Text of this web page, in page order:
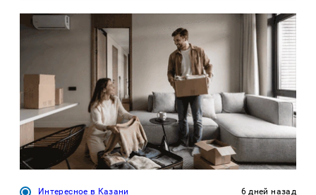
Интересное в Казани 6 дней назад